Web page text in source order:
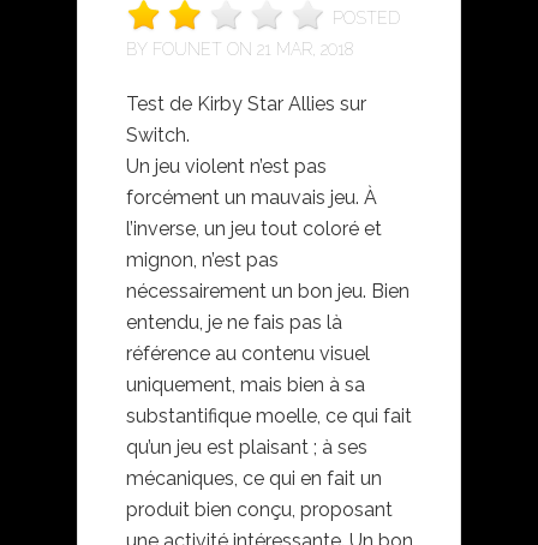
POSTED
BY FOUNET ON 21 MAR, 2018
Test de Kirby Star Allies sur
Switch.
Un jeu violent n’est pas
forcément un mauvais jeu. À
l’inverse, un jeu tout coloré et
mignon, n’est pas
nécessairement un bon jeu. Bien
entendu, je ne fais pas là
référence au contenu visuel
uniquement, mais bien à sa
substantifique moelle, ce qui fait
qu’un jeu est plaisant ; à ses
mécaniques, ce qui en fait un
produit bien conçu, proposant